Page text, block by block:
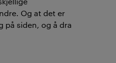
Og at det er
på siden, og å dra